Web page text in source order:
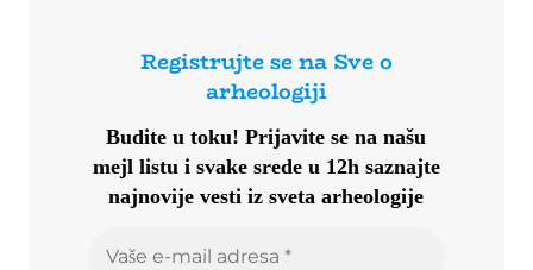
Registrujte se na Sve o
arheologiji
Budite u toku!Prijavite se na našu
mejl listu i svake srede u 12h saznajte
najnovije vesti iz sveta arheologije